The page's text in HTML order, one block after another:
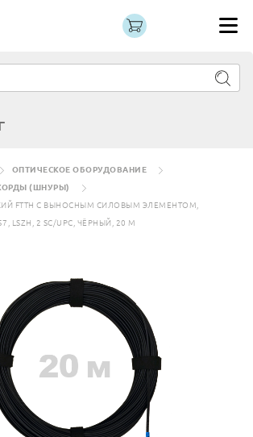
ОПТИЧЕСКОЕ ОБОРУДОВАНИЕ
(ШНУРЫ)
FTTH С ВЫНОСНЫМ СИЛОВЫМ ЭЛЕМЕНТОМ,
LSZH, 2 SC/UPC, ЧЁРНЫЙ, 20 М